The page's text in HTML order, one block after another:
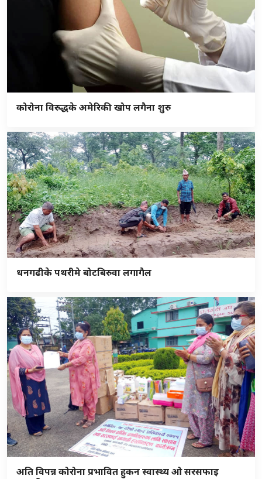
कोरोना विरुद्धके अमेरिकी खोप लगैना शुरु
धनगढीके पथरीमे बोटबिरुवा लगागैल
अति विपन्न कोरोना प्रभावित हुकन स्वास्थ्य ओ सरसफाइ